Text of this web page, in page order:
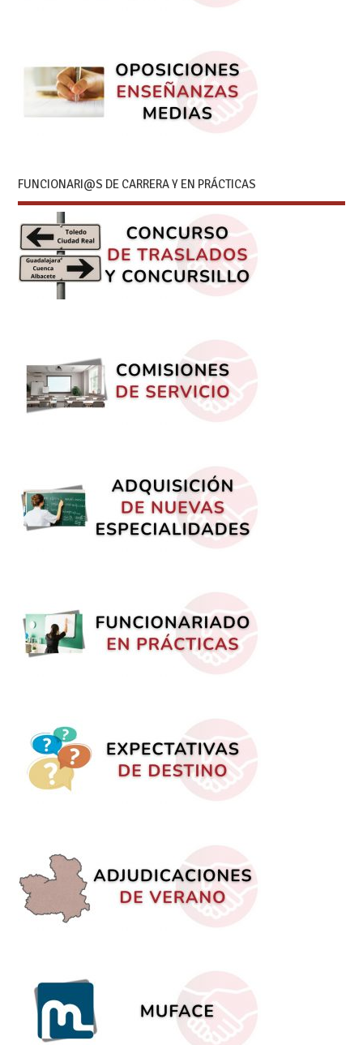
FUNCIONARI@S DE CARRERA Y EN PRÁCTICAS